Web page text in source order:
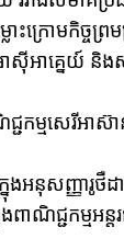
ះក្រោមកិច្ចព្
ាស៊ីអាគ្នេយ៍
ជ្ជកម្មសេរីអ
ងអនុសញ្ញារូថឺ
ងពាណិជ្ជកម្មអ